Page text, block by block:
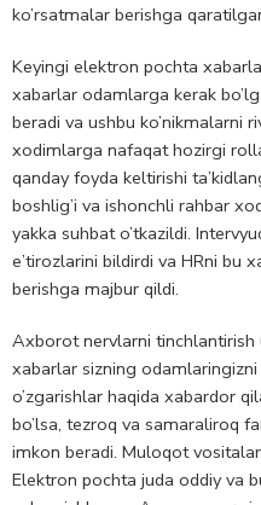
ko’rsatmalar berishga
Keyingi elektron pochta
xabarlar odamlarga kerak
beradi va ushbu ko’nikmalarni
xodimlarga nafaqat hozirgi
qanday foyda keltirishi
boshlig’i va ishonchli rahbar
yakka suhbat o’tkazildi.
e’tirozlarini bildirdi va HRni bu
berishga majbur qildi.
Axborot nervlarni
xabarlar sizning
o’zgarishlar haqida xabardor
bo’lsa, tezroq va samaraliroq
imkon beradi. Muloqot
Elektron pochta juda oddiy va